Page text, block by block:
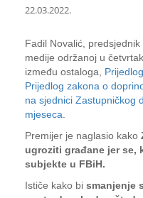
22.03.2022.
Fadil Novalić,
medije održanoj u
između ostaloga,
Prijedlog zakona o
na sjednici Zastupničkog
mjeseca
Premijer je naglasio kako
ugroziti građane jer se,
subjekte u FBiH.
Ističe kako bi smanjenje